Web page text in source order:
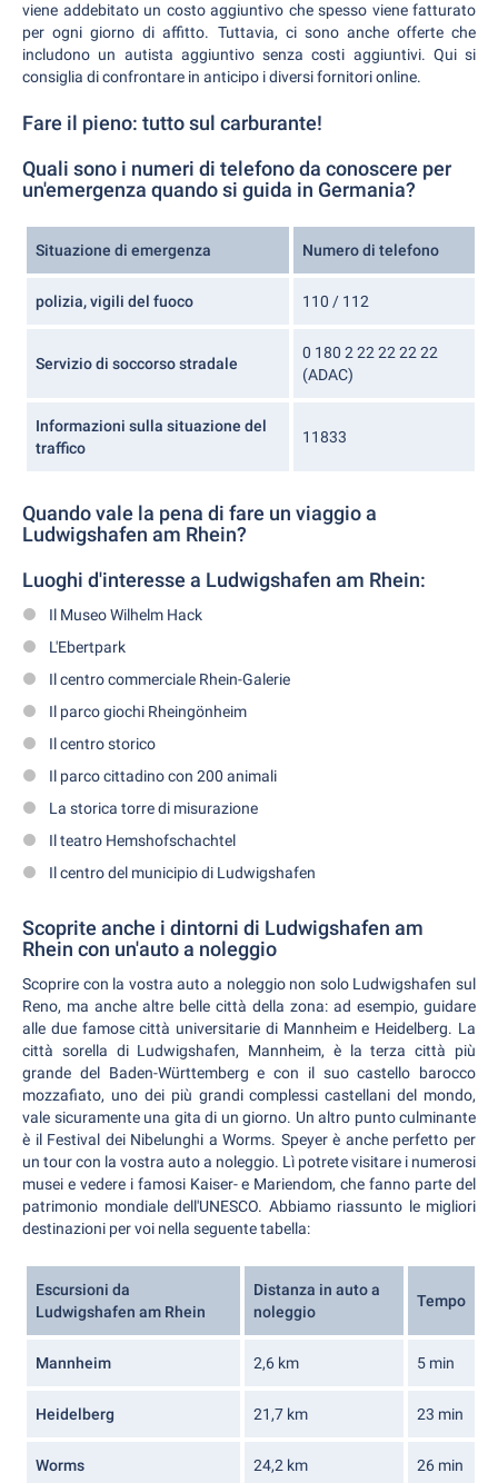
viene addebitato un costo aggiuntivo che spesso viene fatturato
per ogni giorno di affitto. Tuttavia, ci sono anche offerte che
includono un autista aggiuntivo senza costi aggiuntivi. Qui si
consiglia di confrontare in anticipo i diversi fornitori online.
Fare il pieno: tutto sul carburante!
Quali sono i numeri di telefono da conoscere per
un'emergenza quando si guida in Germania?
Situazione di emergenza Numero di telefono
polizia, vigili del fuoco 110 / 112
Servizio di soccorso stradale
0 180 2 22 22 22 22
(ADAC)
Informazioni sulla situazione del
traffico
11833
Quando vale la pena di fare un viaggio a
Ludwigshafen am Rhein?
Luoghi d'interesse a Ludwigshafen am Rhein:
Il Museo Wilhelm Hack
L'Ebertpark
Il centro commerciale Rhein-Galerie
Il parco giochi Rheingönheim
Il centro storico
Il parco cittadino con 200 animali
La storica torre di misurazione
Il teatro Hemshofschachtel
Il centro del municipio di Ludwigshafen
Scoprite anche i dintorni di Ludwigshafen am
Rhein con un'auto a noleggio
Scoprire con la vostra auto a noleggio non solo Ludwigshafen sul
Reno, ma anche altre belle città della zona: ad esempio, guidare
alle due famose città universitarie di Mannheim e Heidelberg. La
città sorella di Ludwigshafen, Mannheim, è la terza città più
grande del Baden-Württemberg e con il suo castello barocco
mozzafiato, uno dei più grandi complessi castellani del mondo,
vale sicuramente una gita di un giorno. Un altro punto culminante
è il Festival dei Nibelunghi a Worms. Speyer è anche perfetto per
un tour con la vostra auto a noleggio. Lì potrete visitare i numerosi
musei e vedere i famosi Kaiser- e Mariendom, che fanno parte del
patrimonio mondiale dell'UNESCO. Abbiamo riassunto le migliori
destinazioni per voi nella seguente tabella:
Escursioni da
Ludwigshafen am Rhein
Distanza in auto a
noleggio
Tempo
Mannheim 2,6 km 5 min
Heidelberg 21,7 km 23 min
Worms 24,2 km 26 min